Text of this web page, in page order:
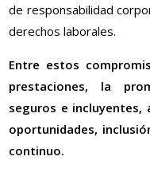
de responsabilidad
derechos laborales.
Entre estos
prestaciones, la
seguros e incluyentes,
oportunidades,
continuo.